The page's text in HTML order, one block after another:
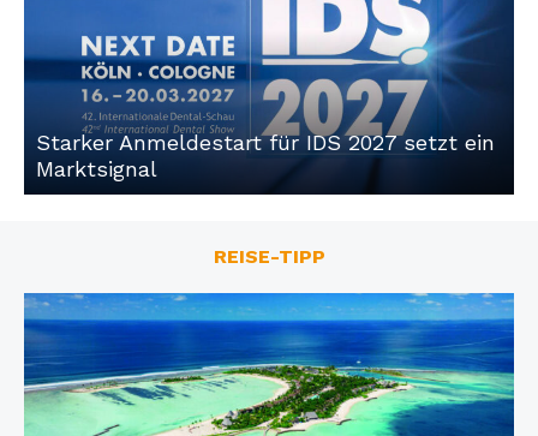
Starker Anmeldestart für IDS 2027 setzt ein
Marktsignal
REISE-TIPP